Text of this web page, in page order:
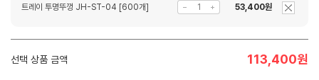
트레이 투명뚜껑 JH-ST-04 [600개]
53,400원
선택 상품 금액 113,400원